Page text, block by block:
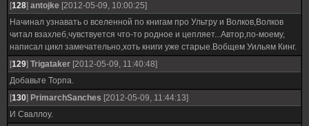
[128] antojke [2012-05-09, 10:00:25]
Начинал узнавать о вселенной по книгам про Ультру и Волков,Волков
читал взахлеб,чувствуется что-то родное и цепляет...Автор,по-моему,
написал цикл замечательно,хоть книги уже старые.Вобщем Уильям Кинг.
[129] Trigataker [2012-05-09, 11:40:48]
Добавьте Торпа.
[130] PrimarchSanches [2012-05-09, 11:44:13]
И Сваллоу.